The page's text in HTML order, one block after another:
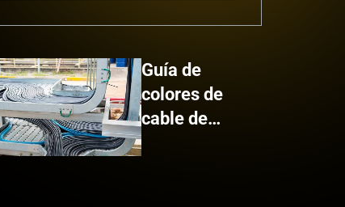
Guía de
colores de
cable de
bandeja de